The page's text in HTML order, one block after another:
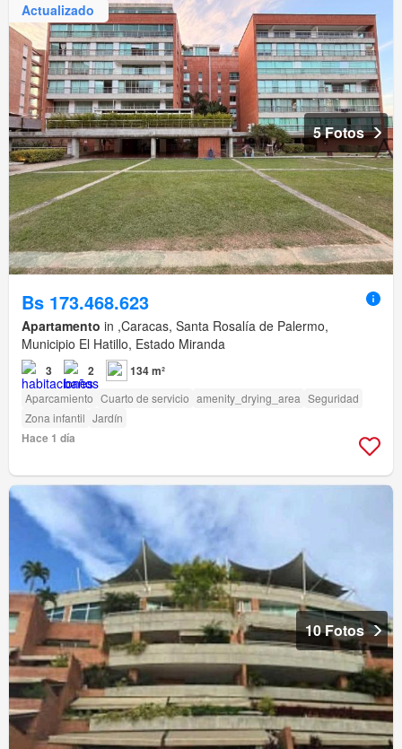
Actualizado
5 Fotos
Bs 173.468.623
Apartamento in ,Caracas, Santa Rosalía de Palermo,
Municipio El Hatillo, Estado Miranda
3 2 134 m²
Aparcamiento Cuarto de servicio amenity_drying_area Seguridad
Zona infantil Jardín
Hace 1 día
10 Fotos